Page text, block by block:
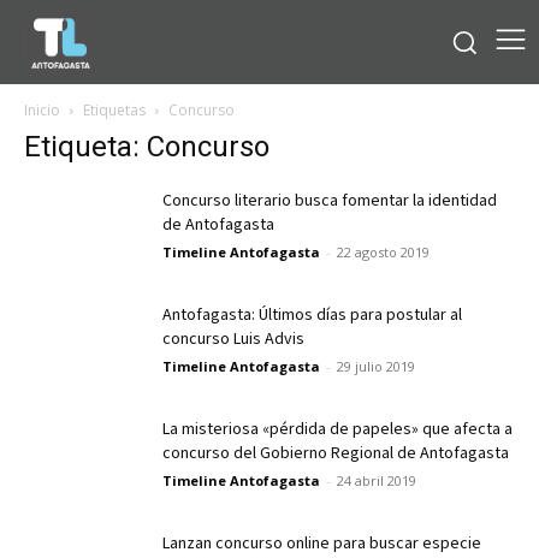
Inicio Etiquetas Concurso
Etiqueta: Concurso
Concurso literario busca fomentar la identidad
de Antofagasta
Timeline Antofagasta - 22 agosto 2019
Antofagasta: Últimos días para postular al
concurso Luis Advis
Timeline Antofagasta - 29 julio 2019
La misteriosa «pérdida de papeles» que afecta a
concurso del Gobierno Regional de Antofagasta
Timeline Antofagasta - 24 abril 2019
Lanzan concurso online para buscar especie